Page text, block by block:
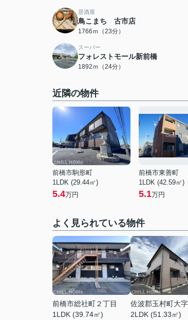
居酒屋
鳥こまち 古市店
1766ｍ（23分）
スーパー
フォレストモール新前橋
1892ｍ（24分）
近隣の物件
前橋市駒形町
1LDK (29.44㎡)
5.4万円
前橋市東善町
1LDK (42.59㎡)
5.1万円
よく見られている物件
前橋市総社町２丁目
1LDK (39.74㎡)
佐波郡玉村町大
2LDK (51.33㎡)